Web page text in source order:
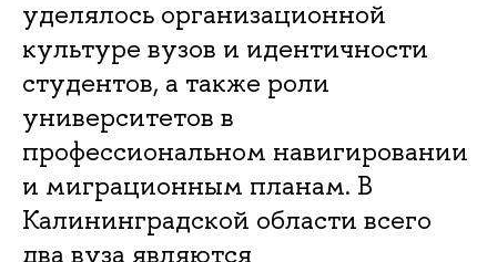
уделялось организационной
культуре вузов и идентичности
студентов, а также роли
университетов в
профессиональном навигировании
и миграционным планам. В
Калининградской области всего
два вуза являются